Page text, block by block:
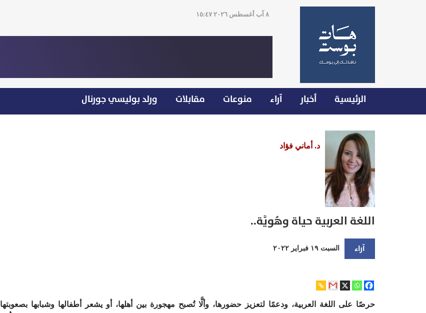
٨ آب أغسطس ٢٠٢٦ ١٥:٤٧
الرئيسية أخبار آراء منوعات مقابلات ورلد بوليسي جورنال
د. أماني فؤاد
اللغة العربية حياة وهُويَّة..
آراء السبت ١٩ فبراير ٢٠٢٢
حرصًا على اللغة العربية، ودعمًا لتعزيز حضورها، وألَّا تُصبح مهجورة بين أهلها، أو يشعر أطفالها وشبابها بصعوبتها